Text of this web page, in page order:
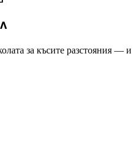
за късите разстояния — и